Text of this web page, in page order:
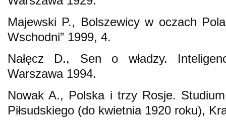
Majewski P., Bolszewicy w oczach
Wschodni” 1999, 4.
Nałęcz D., Sen o władzy.
Warszawa 1994.
Nowak A., Polska i trzy Rosje.
Piłsudskiego (do kwietnia 1920 roku),